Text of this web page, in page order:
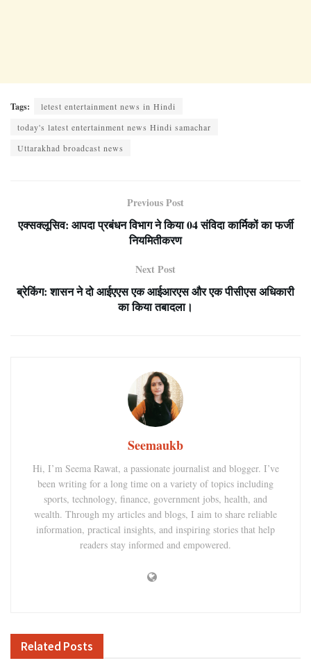
Tags:
letest entertainment news in Hindi
today's latest entertainment news Hindi samachar
Uttarakhad broadcast news
Previous Post
एक्सक्लूसिव: आपदा प्रबंधन विभाग ने किया 04 संविदा कार्मिकों का फर्जी
नियमितीकरण
Next Post
ब्रेकिंग: शासन ने दो आईएएस एक आईआरएस और एक पीसीएस अधिकारी
का किया तबादला।
Seemaukb
Hi, I’m Seema Rawat, a passionate journalist and blogger. I’ve
been writing for a long time on a variety of topics including
sports, technology, finance, government jobs, health, and
wealth. Through my articles and blogs, I aim to share reliable
information, practical insights, and inspiring stories that help
readers stay informed and empowered.
Related Posts